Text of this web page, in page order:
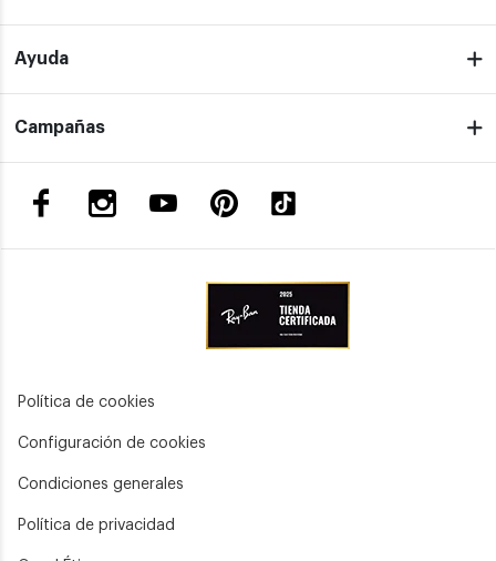
Ayuda
Campañas
Política de cookies
Configuración de cookies
Condiciones generales
Política de privacidad